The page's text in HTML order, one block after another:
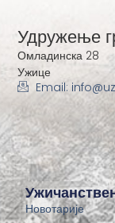
Новотарије
Удружење
Омладинска 28
Ужице
Email: